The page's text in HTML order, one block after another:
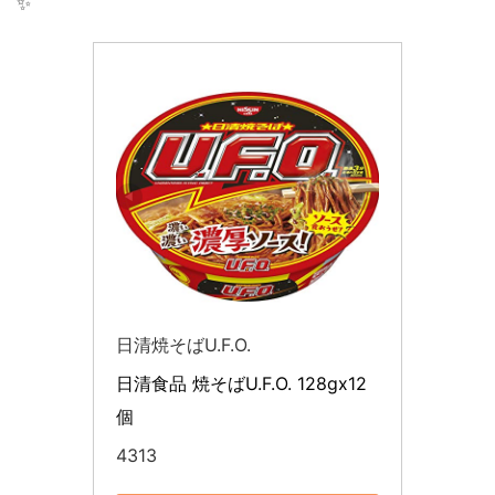
日清焼そばU.F.O.
日清食品 焼そばU.F.O. 128gx12
個
4313